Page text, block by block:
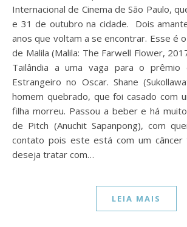
Internacional de Cinema de São Paulo,
e 31 de outubro na cidade. Dois
anos que voltam a se encontrar. Esse é
de Malila (Malila: The Farwell Flower,
Tailândia a uma vaga para o prêmio
Estrangeiro no Oscar. Shane
homem quebrado, que foi casado com
filha morreu. Passou a beber e há
de Pitch (Anuchit Sapanpong), com
contato pois este está com um câncer
deseja tratar com…
LEIA MAIS